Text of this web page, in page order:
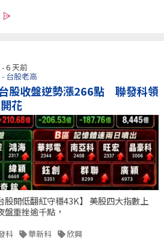
6 天前
台股老高
股收盤逆勢漲266點 聯發科領
花
股開低翻紅守穩43K】 美股四大指數上
重挫逾千點，
科 華新科 欣興